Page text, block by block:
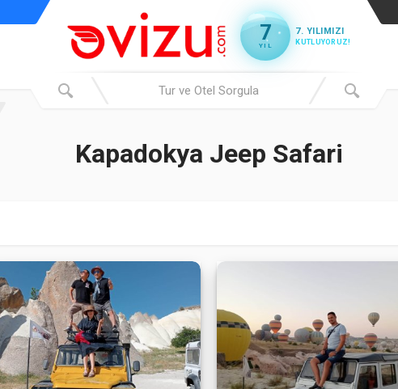
7
YIL
7. YILIMIZI
KUTLUYORUZ!
Kapadokya Jeep Safari